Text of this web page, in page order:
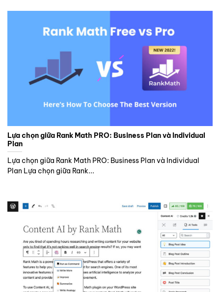
Lựa chọn giữa Rank Math PRO: Business Plan và Individual
Plan
Lựa chọn giữa Rank Math PRO: Business Plan và Individual
Plan Lựa chọn giữa Rank...